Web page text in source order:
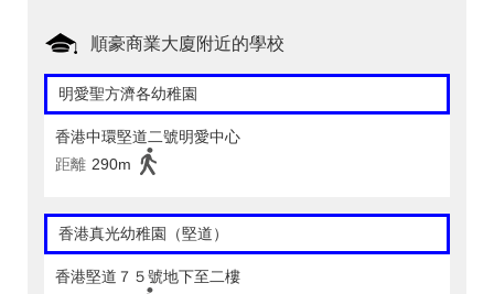
順豪商業大廈附近的學校
明愛聖方濟各幼稚園
香港中環堅道二號明愛中心
距離 290m
香港真光幼稚園（堅道）
香港堅道７５號地下至二樓